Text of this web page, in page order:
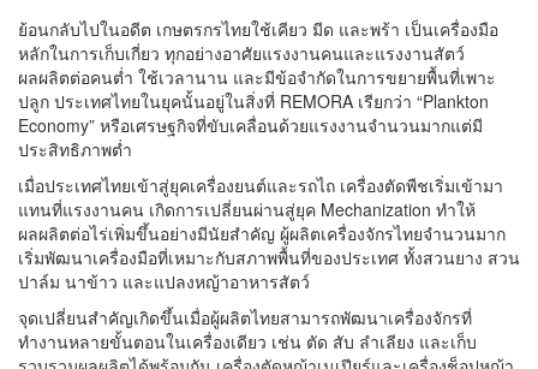
ย้อนกลับไปในอดีต เกษตรกรไทยใช้เคียว มีด และพร้า เป็นเครื่องมือ
หลักในการเก็บเกี่ยว ทุกอย่างอาศัยแรงงานคนและแรงงานสัตว์
ผลผลิตต่อคนต่ำ ใช้เวลานาน และมีข้อจำกัดในการขยายพื้นที่เพาะ
ปลูก ประเทศไทยในยุคนั้นอยู่ในสิ่งที่ REMORA เรียกว่า “Plankton
Economy” หรือเศรษฐกิจที่ขับเคลื่อนด้วยแรงงานจำนวนมากแต่มี
ประสิทธิภาพต่ำ
เมื่อประเทศไทยเข้าสู่ยุคเครื่องยนต์และรถไถ เครื่องตัดพืชเริ่มเข้ามา
แทนที่แรงงานคน เกิดการเปลี่ยนผ่านสู่ยุค Mechanization ทำให้
ผลผลิตต่อไร่เพิ่มขึ้นอย่างมีนัยสำคัญ ผู้ผลิตเครื่องจักรไทยจำนวนมาก
เริ่มพัฒนาเครื่องมือที่เหมาะกับสภาพพื้นที่ของประเทศ ทั้งสวนยาง สวน
ปาล์ม นาข้าว และแปลงหญ้าอาหารสัตว์
จุดเปลี่ยนสำคัญเกิดขึ้นเมื่อผู้ผลิตไทยสามารถพัฒนาเครื่องจักรที่
ทำงานหลายขั้นตอนในเครื่องเดียว เช่น ตัด สับ ลำเลียง และเก็บ